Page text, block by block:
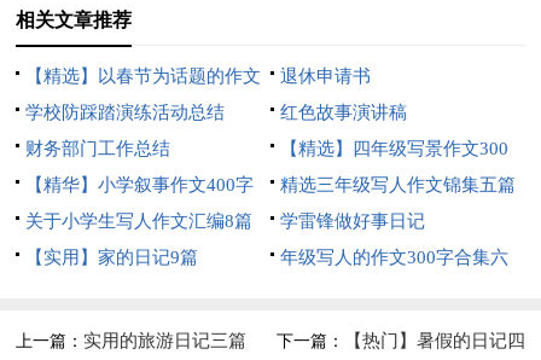
相关文章推荐
【精选】以春节为话题的作文
锦集8篇
退休申请书
学校防踩踏演练活动总结
红色故事演讲稿
财务部门工作总结
【精选】四年级写景作文300
字集合五篇
【精华】小学叙事作文400字
集锦九篇
精选三年级写人作文锦集五篇
关于小学生写人作文汇编8篇
学雷锋做好事日记
【实用】家的日记9篇
年级写人的作文300字合集六
上一篇： 实用的旅游日记三篇 下一篇： 【热门】暑假的日记四